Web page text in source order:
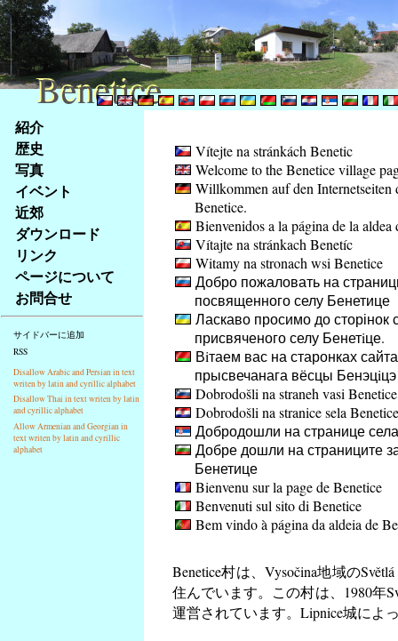
Na
obsah
stránky
Klávesové
zkratky
tomto
webu
základní
Hlavní
strana
紹介
歴史
写真
イベント
近郊
ダウンロード
リンク
ページについて
お問合せ
サイドバーに追加
RSS
Disallow Arabic and Persian in text
writen by latin and cyrillic alphabet
Disallow Thai in text writen by latin
and cyrillic alphabet
Allow Armenian and Georgian in
text writen by latin and cyrillic
alphabet
Vítejte na stránkách Benetic
Welcome to the Benetice village
Willkommen auf den Internetseiten
Benetice.
Bienvenidos a la página de la aldea
Vítajte na stránkach Benetíc
Witamy na stronach wsi Benetice
Добро пожаловать на
посвященного селу Бенетице
Ласкаво просимо до сторінок
присвяченого селу Бенетiце.
Вiтаем вас на старонках
прысвечанага вёсцы Бенэцiцэ
Dobrodošli na straneh vasi Benetice
Dobrodošli na stranice sela Benetice
Добродошли на странице
Добре дошли на страниците
Бенетице
Bienvenu sur la page de Benetice
Benvenuti sul sito di Benetice
Bem vindo à página da aldeia de
Benetice村は、Vysočina地域の
住んでいます。この村は、1980年
運営されています。Lipnice城によ
Benetice
Benetice